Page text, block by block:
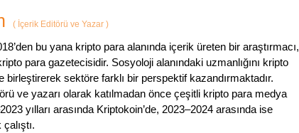
( İçerik Editörü ve Yazar )
bu yana kripto para alanında içerik üreten bir araştırmacı,
para gazetecisidir. Sosyoloji alanındaki uzmanlığını kripto
birleştirerek sektöre farklı bir perspektif kazandırmaktadır.
ve yazarı olarak katılmadan önce çeşitli kripto para medya
yılları arasında Kriptokoin’de, 2023–2024 arasında ise